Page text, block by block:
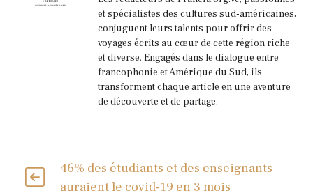
et spécialistes des cultures sud-américaines,
conjuguent leurs talents pour offrir des
voyages écrits au cœur de cette région riche
et diverse. Engagés dans le dialogue entre
francophonie et Amérique du Sud, ils
transforment chaque article en une aventure
de découverte et de partage.
46% des étudiants et des enseignants
auraient le covid-19 en 3 mois